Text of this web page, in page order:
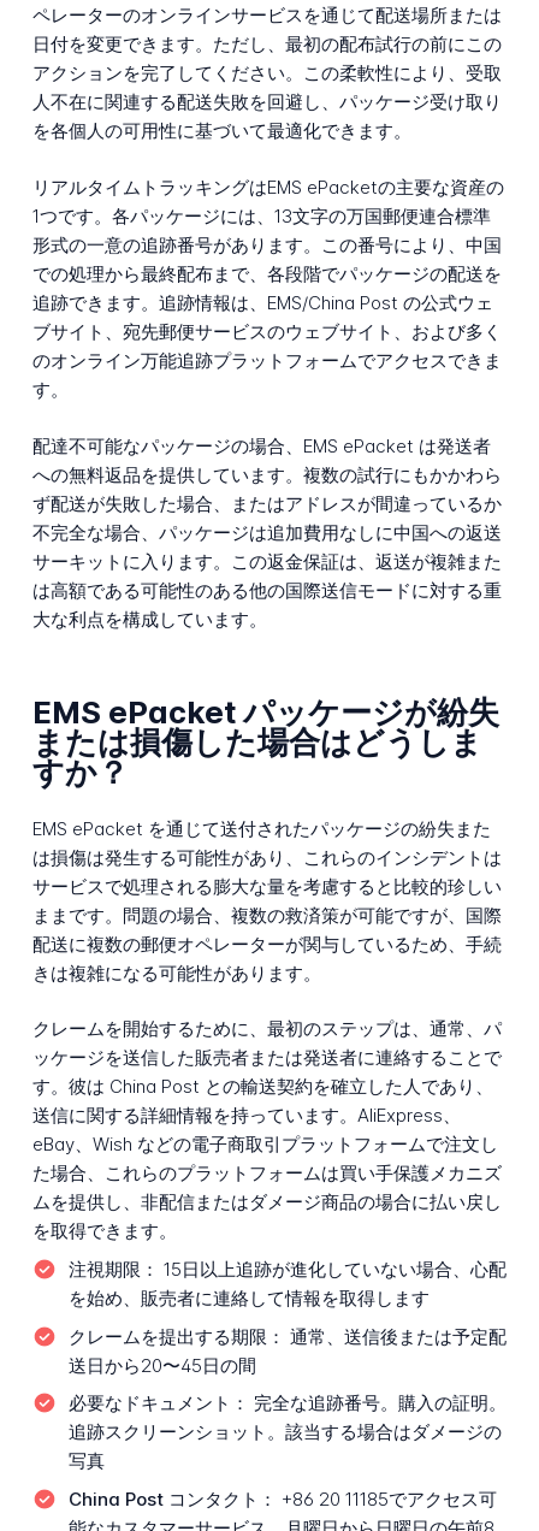
ペレーターのオンラインサービスを通じて配送場所または
日付を変更できます。ただし、最初の配布試行の前にこの
アクションを完了してください。この柔軟性により、受取
人不在に関連する配送失敗を回避し、パッケージ受け取り
を各個人の可用性に基づいて最適化できます。
リアルタイムトラッキングはEMS ePacketの主要な資産の
1つです。各パッケージには、13文字の万国郵便連合標準
形式の一意の追跡番号があります。この番号により、中国
での処理から最終配布まで、各段階でパッケージの配送を
追跡できます。追跡情報は、EMS/China Post の公式ウェ
ブサイト、宛先郵便サービスのウェブサイト、および多く
のオンライン万能追跡プラットフォームでアクセスできま
す。
配達不可能なパッケージの場合、EMS ePacket は発送者
への無料返品を提供しています。複数の試行にもかかわら
ず配送が失敗した場合、またはアドレスが間違っているか
不完全な場合、パッケージは追加費用なしに中国への返送
サーキットに入ります。この返金保証は、返送が複雑また
は高額である可能性のある他の国際送信モードに対する重
大な利点を構成しています。
EMS ePacket パッケージが紛失
または損傷した場合はどうしま
すか？
EMS ePacket を通じて送付されたパッケージの紛失また
は損傷は発生する可能性があり、これらのインシデントは
サービスで処理される膨大な量を考慮すると比較的珍しい
ままです。問題の場合、複数の救済策が可能ですが、国際
配送に複数の郵便オペレーターが関与しているため、手続
きは複雑になる可能性があります。
クレームを開始するために、最初のステップは、通常、パ
ッケージを送信した販売者または発送者に連絡することで
す。彼は China Post との輸送契約を確立した人であり、
送信に関する詳細情報を持っています。AliExpress、
eBay、Wish などの電子商取引プラットフォームで注文し
た場合、これらのプラットフォームは買い手保護メカニズ
ムを提供し、非配信またはダメージ商品の場合に払い戻し
を取得できます。
注視期限： 15日以上追跡が進化していない場合、心配
を始め、販売者に連絡して情報を取得します
クレームを提出する期限： 通常、送信後または予定配
送日から20〜45日の間
必要なドキュメント： 完全な追跡番号。購入の証明。
追跡スクリーンショット。該当する場合はダメージの
写真
China Post コンタクト： +86 20 11185でアクセス可